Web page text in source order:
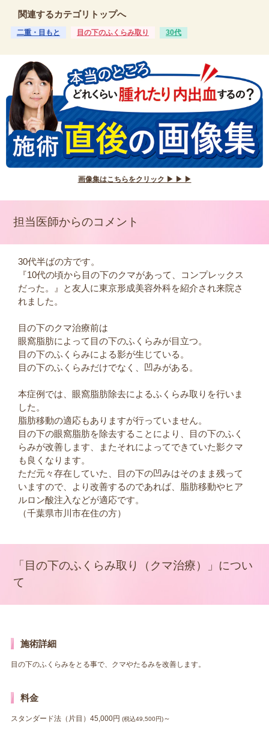
関連するカテゴリトップへ
二重・目もと 目の下のふくらみ取り 30代
画像集はこちらをクリック ▶ ▶ ▶
担当医師からのコメント
30代半ばの方です。
『10代の頃から目の下のクマがあって、コンプレックス
だった。』と友人に東京形成美容外科を紹介され来院さ
れました。
目の下のクマ治療前は
眼窩脂肪によって目の下のふくらみが目立つ。
目の下のふくらみによる影が生じている。
目の下のふくらみだけでなく、凹みがある。
本症例では、眼窩脂肪除去によるふくらみ取りを行いま
した。
脂肪移動の適応もありますが行っていません。
目の下の眼窩脂肪を除去することにより、目の下のふく
らみが改善します、またそれによってできていた影クマ
も良くなります。
ただ元々存在していた、目の下の凹みはそのまま残って
いますので、より改善するのであれば、脂肪移動やヒア
ルロン酸注入などが適応です。
（千葉県市川市在住の方）
「目の下のふくらみ取り（クマ治療）」につい
て
施術詳細
目の下のふくらみをとる事で、クマやたるみを改善します。
料金
スタンダード法（片目）45,000円 (税込49,500円)～